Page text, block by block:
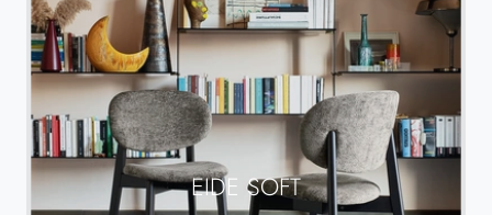
EIDE SOFT